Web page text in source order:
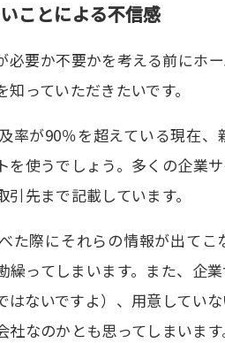
ことによる不信感
必要か不要かを考える前にホ
っていただきたいです。
率が90％を超えている現在
を使うでしょう。多くの企業
先まで記載しています。
た際にそれらの情報が出て
繰ってしまいます。また、企
はないですよ）、用意してい
なのかとも思ってしまいます